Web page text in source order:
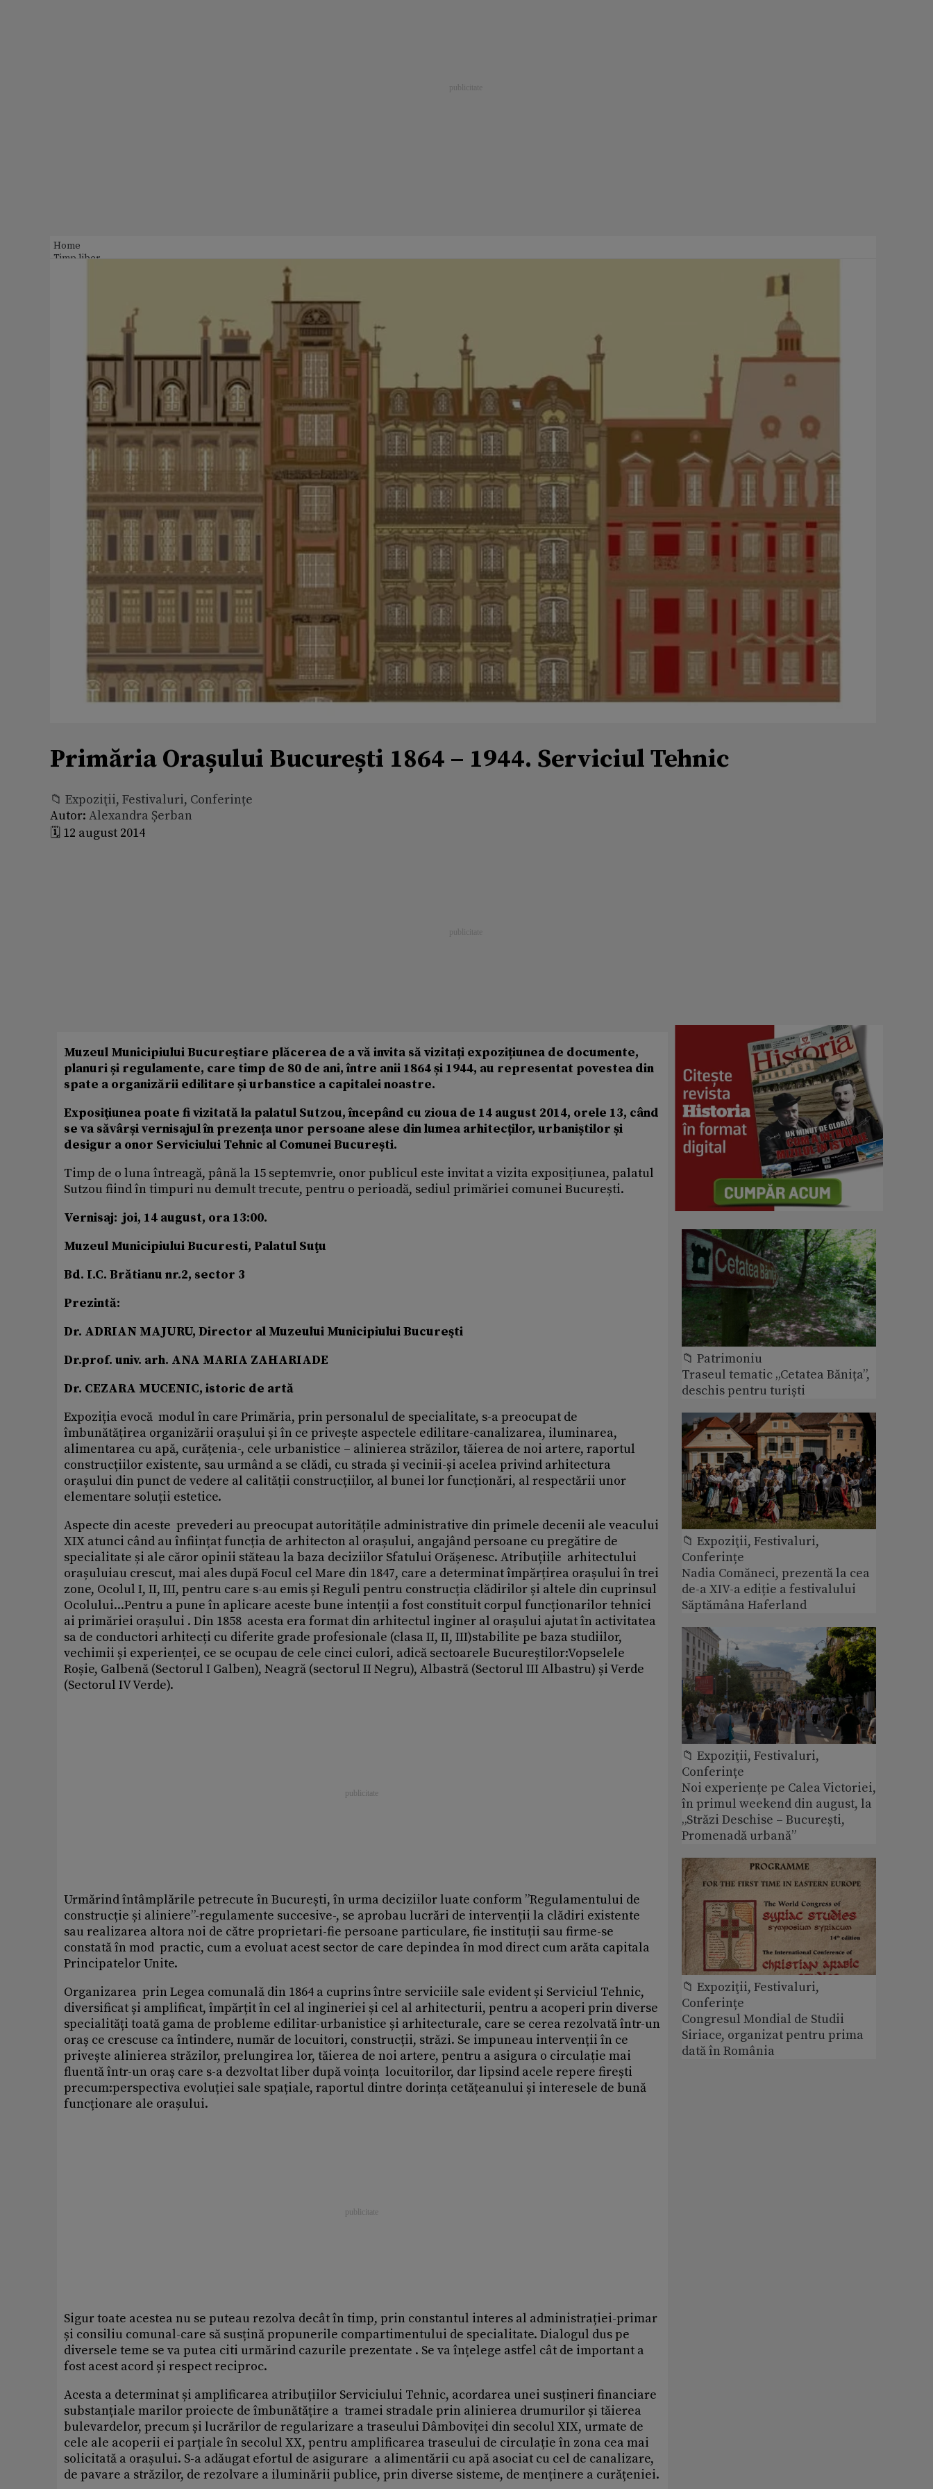
Home
Timp liber
Primăria Orașului București 1864 – 1944. Serviciul Tehnic
📁 Expoziţii, Festivaluri, Conferințe
Autor: Alexandra Șerban
🗓️ 12 august 2014
Muzeul Municipiului Bucureştiare plăcerea de a vă invita să vizitați expozițiunea de documente,
planuri și regulamente, care timp de 80 de ani, între anii 1864 și 1944, au representat povestea din
spate a organizării edilitare și urbanstice a capitalei noastre.
Exposiţiunea poate fi vizitată la palatul Sutzou, începând cu zioua de 14 august 2014, orele 13, când
se va săvârși vernisajul în prezența unor persoane alese din lumea arhitecților, urbaniștilor și
desigur a onor Serviciului Tehnic al Comunei București.
Timp de o luna întreagă, până la 15 septemvrie, onor publicul este invitat a vizita exposițiunea, palatul
Sutzou fiind în timpuri nu demult trecute, pentru o perioadă, sediul primăriei comunei București.
Vernisaj: joi, 14 august, ora 13:00.
Muzeul Municipiului Bucuresti, Palatul Suţu
Bd. I.C. Brătianu nr.2, sector 3
Prezintă:
Dr. ADRIAN MAJURU, Director al Muzeului Municipiului Bucureşti
Dr.prof. univ. arh. ANA MARIA ZAHARIADE
Dr. CEZARA MUCENIC, istoric de artă
Expoziția evocă modul în care Primăria, prin personalul de specialitate, s-a preocupat de
îmbunătățirea organizării orașului și în ce privește aspectele edilitare-canalizarea, iluminarea,
alimentarea cu apă, curățenia-, cele urbanistice – alinierea străzilor, tăierea de noi artere, raportul
construcțiilor existente, sau urmând a se clădi, cu strada și vecinii-și acelea privind arhitectura
orașului din punct de vedere al calității construcțiilor, al bunei lor funcționări, al respectării unor
elementare soluții estetice.
Aspecte din aceste prevederi au preocupat autoritățile administrative din primele decenii ale veacului
XIX atunci când au înființat funcția de arhitecton al orașului, angajând persoane cu pregătire de
specialitate și ale căror opinii stăteau la baza deciziilor Sfatului Orășenesc. Atribuțiile arhitectului
orașuluiau crescut, mai ales după Focul cel Mare din 1847, care a determinat împărțirea orașului în trei
zone, Ocolul I, II, III, pentru care s-au emis și Reguli pentru construcția clădirilor și altele din cuprinsul
Ocolului...Pentru a pune în aplicare aceste bune intenții a fost constituit corpul funcționarilor tehnici
ai primăriei orașului . Din 1858 acesta era format din arhitectul inginer al orașului ajutat în activitatea
sa de conductori arhitecți cu diferite grade profesionale (clasa II, II, III)stabilite pe baza studiilor,
vechimii și experienței, ce se ocupau de cele cinci culori, adică sectoarele Bucureștilor:Vopselele
Roșie, Galbenă (Sectorul I Galben), Neagră (sectorul II Negru), Albastră (Sectorul III Albastru) și Verde
(Sectorul IV Verde).
Urmărind întâmplările petrecute în București, în urma deciziilor luate conform ”Regulamentului de
construcție și aliniere”-regulamente succesive-, se aprobau lucrări de intervenții la clădiri existente
sau realizarea altora noi de către proprietari-fie persoane particulare, fie instituții sau firme-se
constată în mod practic, cum a evoluat acest sector de care depindea în mod direct cum arăta capitala
Principatelor Unite.
Organizarea prin Legea comunală din 1864 a cuprins între serviciile sale evident și Serviciul Tehnic,
diversificat și amplificat, împărțit în cel al ingineriei și cel al arhitecturii, pentru a acoperi prin diverse
specialități toată gama de probleme edilitar-urbanistice și arhitecturale, care se cerea rezolvată într-un
oraș ce crescuse ca întindere, număr de locuitori, construcții, străzi. Se impuneau intervenții în ce
privește alinierea străzilor, prelungirea lor, tăierea de noi artere, pentru a asigura o circulație mai
fluentă într-un oraș care s-a dezvoltat liber după voința locuitorilor, dar lipsind acele repere firești
precum:perspectiva evoluției sale spațiale, raportul dintre dorința cetățeanului și interesele de bună
funcționare ale orașului.
Sigur toate acestea nu se puteau rezolva decât în timp, prin constantul interes al administrației-primar
și consiliu comunal-care să susțină propunerile compartimentului de specialitate. Dialogul dus pe
diversele teme se va putea citi urmărind cazurile prezentate . Se va înțelege astfel cât de important a
fost acest acord și respect reciproc.
Acesta a determinat și amplificarea atribuțiilor Serviciului Tehnic, acordarea unei susțineri financiare
substanțiale marilor proiecte de îmbunătățire a tramei stradale prin alinierea drumurilor și tăierea
bulevardelor, precum și lucrărilor de regularizare a traseului Dâmboviței din secolul XIX, urmate de
cele ale acoperii ei parțiale în secolul XX, pentru amplificarea traseului de circulație în zona cea mai
solicitată a orașului. S-a adăugat efortul de asigurare a alimentării cu apă asociat cu cel de canalizare,
de pavare a străzilor, de rezolvare a iluminării publice, prin diverse sisteme, de menținere a curățeniei.
📁 Patrimoniu
Traseul tematic „Cetatea Bănița”,
deschis pentru turiști
📁 Expoziţii, Festivaluri,
Conferințe
Nadia Comăneci, prezentă la cea
de-a XIV-a ediție a festivalului
Săptămâna Haferland
📁 Expoziţii, Festivaluri,
Conferințe
Noi experiențe pe Calea Victoriei,
în primul weekend din august, la
„Străzi Deschise – București,
Promenadă urbană”
📁 Expoziţii, Festivaluri,
Conferințe
Congresul Mondial de Studii
Siriace, organizat pentru prima
dată în România